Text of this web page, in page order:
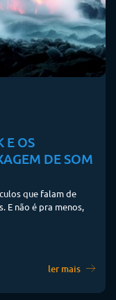
E OS
DE SOM
que falam de
E não é pra menos,
ler mais